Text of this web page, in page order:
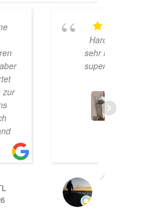
TOP
im Laden und
Beratung! Ich bin
mit meinem
Beståbecken
14. JUNI 2026